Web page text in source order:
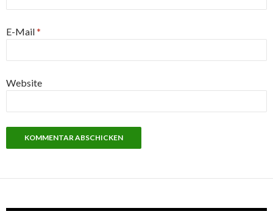
E-Mail*
Website